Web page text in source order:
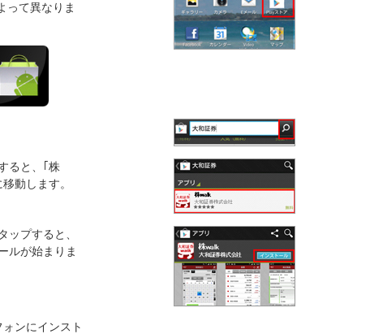
って異なりま
ると、｢株
動します。
ップすると、
ルが始まりま
ンにインスト